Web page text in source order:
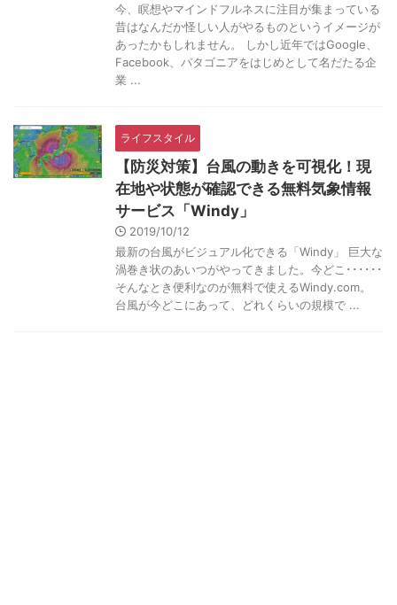
今、瞑想やマインドフルネスに注目が集まっている
昔はなんだか怪しい人がやるものというイメージが
あったかもしれません。 しかし近年ではGoogle、
Facebook、パタゴニアをはじめとして名だたる企
業 ...
ライフスタイル
【防災対策】台風の動きを可視化！現
在地や状態が確認できる無料気象情報
サービス「Windy」
2019/10/12
最新の台風がビジュアル化できる「Windy」 巨大な
渦巻き状のあいつがやってきました。今どこ･･････
そんなとき便利なのが無料で使えるWindy.com。
台風が今どこにあって、どれくらいの規模で ...